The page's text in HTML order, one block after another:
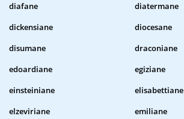
diafane
diatermane
dickensiane
diocesane
disumane
draconiane
edoardiane
egiziane
einsteiniane
elisabettiane
elzeviriane
emiliane